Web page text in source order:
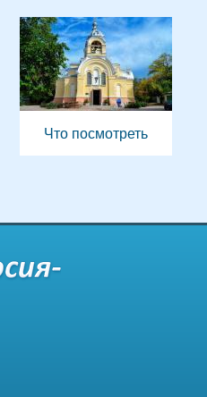
Что посмотреть